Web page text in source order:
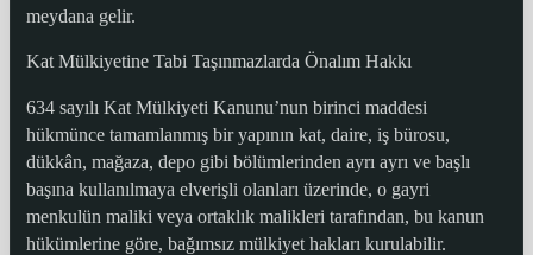
meydana gelir.
Kat Mülkiyetine Tabi Taşınmazlarda Önalım Hakkı
634 sayılı Kat Mülkiyeti Kanunu’nun birinci maddesi
hükmünce tamamlanmış bir yapının kat, daire, iş bürosu,
dükkân, mağaza, depo gibi bölümlerinden ayrı ayrı ve başlı
başına kullanılmaya elverişli olanları üzerinde, o gayri
menkulün maliki veya ortaklık malikleri tarafından, bu kanun
hükümlerine göre, bağımsız mülkiyet hakları kurulabilir.